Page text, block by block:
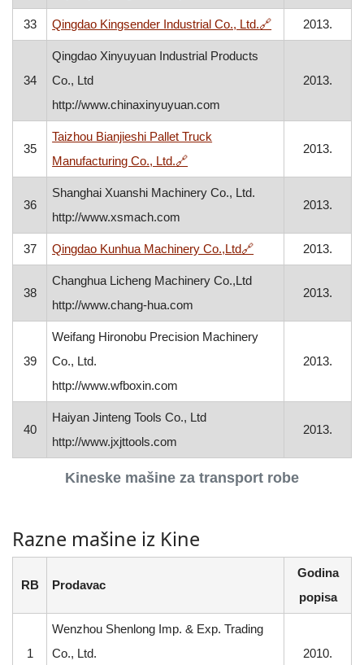
Kineske mašine za transport robe
33 Qingdao Kingsender Industrial Co., Ltd.🔗, otvara se u
2013.
34
Qingdao Xinyuyuan Industrial Products
Co., Ltd
http://www.chinaxinyuyuan.com
2013.
35
Taizhou Bianjieshi Pallet Truck
Manufacturing Co., Ltd.🔗, otvara se u novom prozoru
2013.
36
Shanghai Xuanshi Machinery Co., Ltd.
http://www.xsmach.com
2013.
37 Qingdao Kunhua Machinery Co.,Ltd🔗, otvara se u novom
2013.
38
Changhua Licheng Machinery Co.,Ltd
http://www.chang-hua.com
2013.
39
Weifang Hironobu Precision Machinery
Co., Ltd.
http://www.wfboxin.com
2013.
40
Haiyan Jinteng Tools Co., Ltd
http://www.jxjttools.com
2013.
Razne mašine iz Kine
RB Prodavac
Godina
popisa
1
Wenzhou Shenlong Imp. & Exp. Trading
Co., Ltd.
2010.